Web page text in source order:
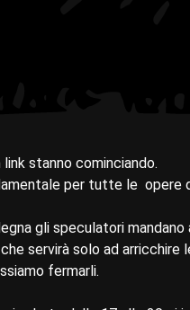
stanno cominciando.
per tutte le opere
gli speculatori
servirà solo ad
fermarli.